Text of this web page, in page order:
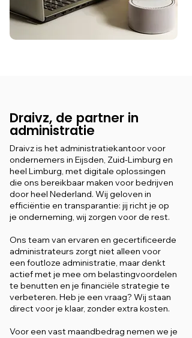
Draivz, de partner in
administratie
Draivz is het administratiekantoor voor
ondernemers in Eijsden, Zuid-Limburg en
heel Limburg, met digitale oplossingen
die ons bereikbaar maken voor bedrijven
door heel Nederland. Wij geloven in
efficiëntie en transparantie: jij richt je op
je onderneming, wij zorgen voor de rest.
Ons team van ervaren en gecertificeerde
administrateurs zorgt niet alleen voor
een foutloze administratie, maar denkt
actief met je mee om belastingvoordelen
te benutten en je financiële strategie te
verbeteren. Heb je een vraag? Wij staan
direct voor je klaar, zonder extra kosten.
Voor een vast maandbedrag nemen we je